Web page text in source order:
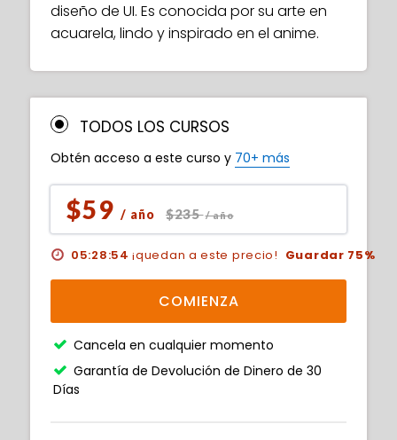
diseño de UI. Es conocida por su arte en
acuarela, lindo y inspirado en el anime.
TODOS LOS CURSOS
Obtén acceso a este curso y 70+ más
$59 / año $235/ año
05:28:52 ¡quedan a este precio! Guardar 75%
COMIENZA
Cancela en cualquier momento
Garantía de Devolución de Dinero de 30
Días